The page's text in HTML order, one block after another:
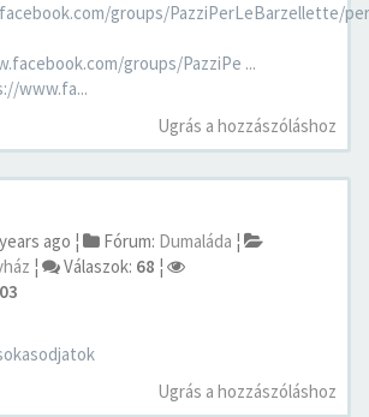
groups/PazziPerLeBarzellette/
groups/PazziPe ...
www.fa...
Ugrás a hozzászóláshoz
ago ¦ Fórum: Dumaláda ¦
¦ Válaszok: 68 ¦
Ugrás a hozzászóláshoz